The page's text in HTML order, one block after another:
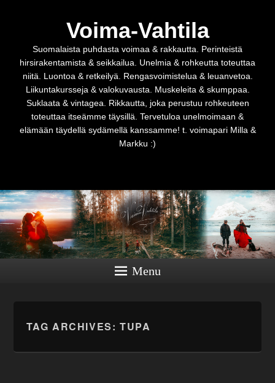
Voima-Vahtila
Suomalaista puhdasta voimaa & rakkautta. Perinteistä
hirsirakentamista & seikkailua. Unelmia & rohkeutta toteuttaa
niitä. Luontoa & retkeilyä. Rengasvoimistelua & leuanvetoa.
Liikuntakursseja & valokuvausta. Muskeleita & skumppaa.
Suklaata & vintagea. Rikkautta, joka perustuu rohkeuteen
toteuttaa itseämme täysillä. Tervetuloa unelmoimaan &
elämään täydellä sydämellä kanssamme! t. voimapari Milla &
Markku :)
Menu
TAG ARCHIVES: TUPA